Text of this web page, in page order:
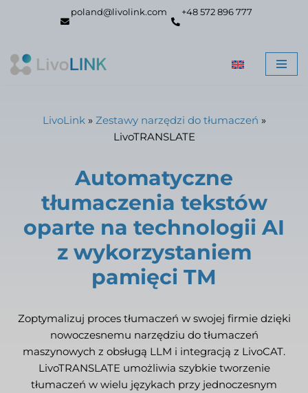
poland@livolink.com +48 572 896 777
LivoLink» Zestawy narzędzi do tłumaczeń »
LivoTRANSLATE
Automatyczne
tłumaczenia tekstów
oparte na technologii AI
z wykorzystaniem
pamięci TM
Zoptymalizuj proces tłumaczeń w swojej firmie dzięki
nowoczesnemu narzędziu do tłumaczeń
maszynowych z obsługą LLM i integracją z LivoCAT.
LivoTRANSLATE umożliwia szybkie tworzenie
tłumaczeń w wielu językach przy jednoczesnym